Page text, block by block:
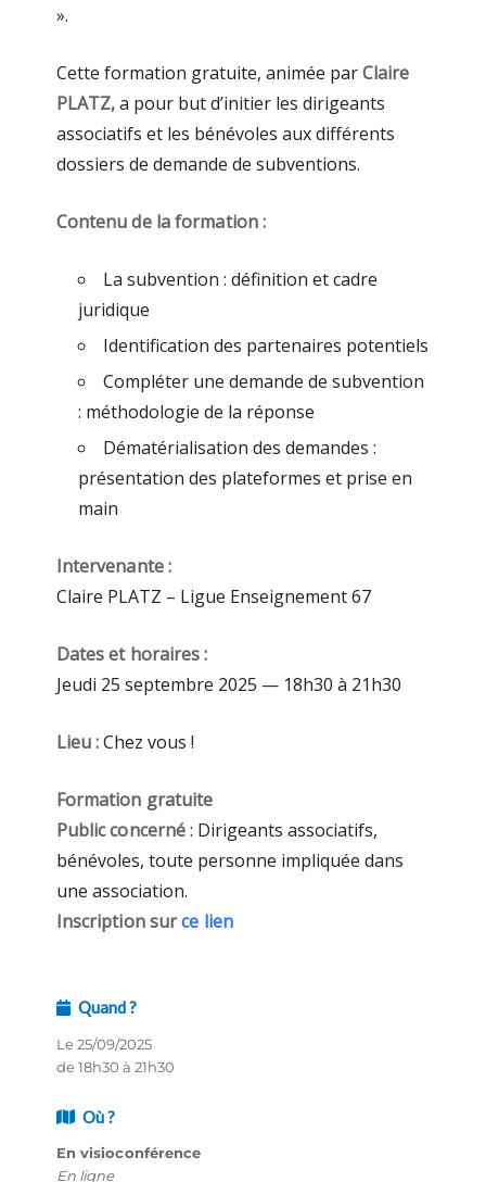
».
Cette formation gratuite, animée parClaire
PLATZ,a pour but d’initier les dirigeants
associatifs et les bénévoles aux différents
dossiers de demande de subventions.
Contenu de la formation :
La subvention : définition et cadre
juridique
Identification des partenaires potentiels
Compléter une demande de subvention
: méthodologie de la réponse
Dématérialisation des demandes :
présentation des plateformes et prise en
main
Intervenante :
Claire PLATZ – Ligue Enseignement 67
Dates et horaires :
Jeudi 25 septembre 2025 — 18h30 à 21h30
Lieu :Chez vous !
Formation gratuite
Public concerné: Dirigeants associatifs,
bénévoles, toute personne impliquée dans
une association.
Inscription surce lien
Quand ?
Le 25/09/2025
de 18h30 à 21h30
Où ?
En visioconférence
En ligne